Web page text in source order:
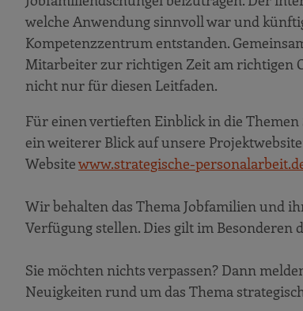
welche Anwendung sinnvoll war und
Kompetenzzentrum entstanden.
Mitarbeiter zur richtigen Zeit am richtigen
nicht nur für diesen Leitfaden.
Für einen vertieften Einblick in die
ein weiterer Blick auf unsere
Websitewww.strategische-
Wir behalten das Thema Jobfamilien und
Verfügung stellen. Dies gilt im
Sie möchten nichts verpassen? Dann
Neuigkeiten rund um das Thema